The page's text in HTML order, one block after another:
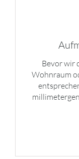
Bevor wir
Wohnraum